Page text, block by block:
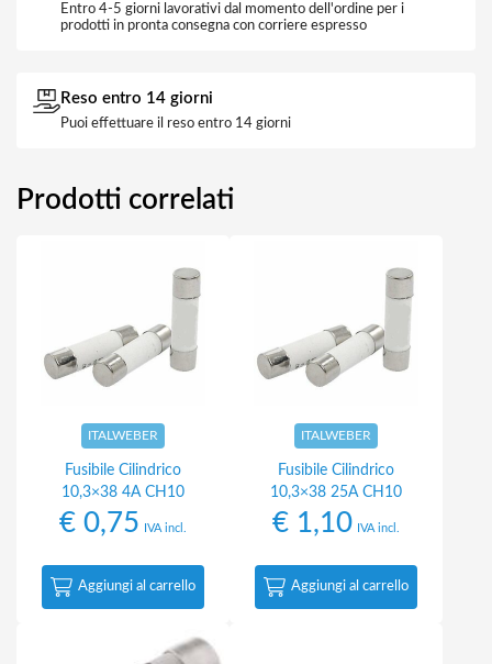
Entro 4-5 giorni lavorativi dal momento dell'ordine per i
prodotti in pronta consegna con corriere espresso
Reso entro 14 giorni
Puoi effettuare il reso entro 14 giorni
Prodotti correlati
ITALWEBER
Fusibile Cilindrico
10,3×38 4A CH10
€ 0,75 IVA incl.
Aggiungi al carrello
ITALWEBER
Fusibile Cilindrico
10,3×38 25A CH10
€ 1,10 IVA incl.
Aggiungi al carrello